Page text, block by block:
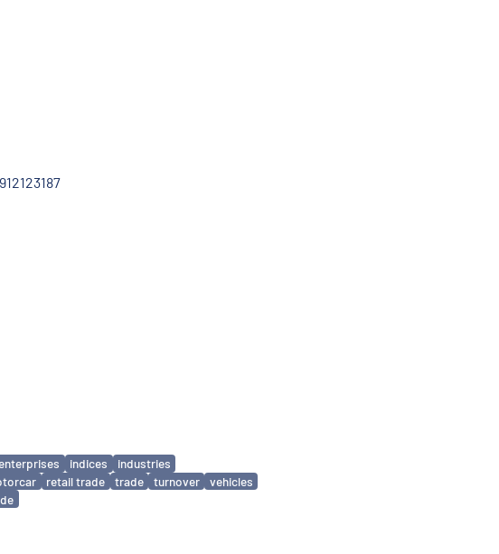
indices
industries
retail trade trade turnover
vehicles